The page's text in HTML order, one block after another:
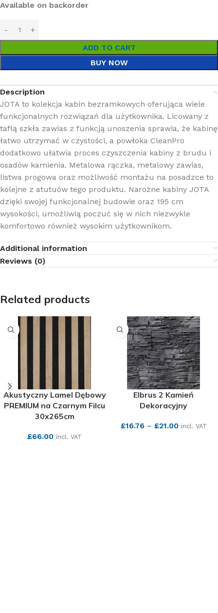
Available on backorder
ADD TO CART
BUY NOW
Description
JOTA to kolekcja kabin bezramkowych oferująca wiele
funkcjonalnych rozwiązań dla użytkownika. Licowany z
taflą szkła zawias z funkcją unoszenia sprawia, że kabinę
łatwo utrzymać w czystości, a powłoka CleanPro
dodatkowo ułatwia proces czyszczenia kabiny z brudu i
osadów kamienia. Metalowa rączka, metalowy zawias,
listwa progowa oraz możliwość montażu na posadzce to
kolejne z atutuów tego produktu. Narożne kabiny JOTA
dzięki swojej funkcjonalnej budowie oraz 195 cm
wysokości, umożliwią poczuć się w nich niezwykle
komfortowo również wysokim użytkownikom.
Additional information
Reviews (0)
Related products
Akustyczny Lamel Dębowy
PREMIUM na Czarnym Filcu
30x265cm
£66.00 incl. VAT
Elbrus 2 Kamień
Dekoracyjny
£16.76– £21.00 incl. VAT